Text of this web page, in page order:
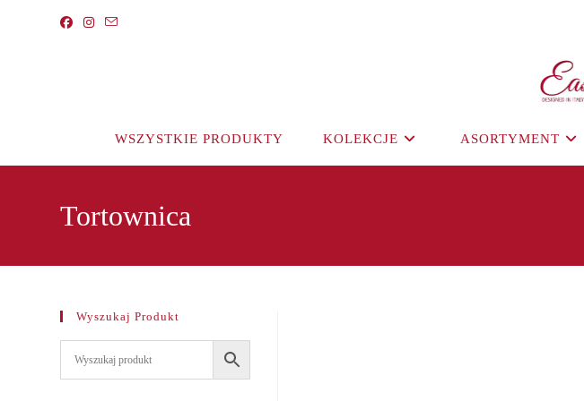
WSZYSTKIE PRODUKTY KOLEKCJE ASORTYMENT
Tortownica
Wyszukaj Produkt